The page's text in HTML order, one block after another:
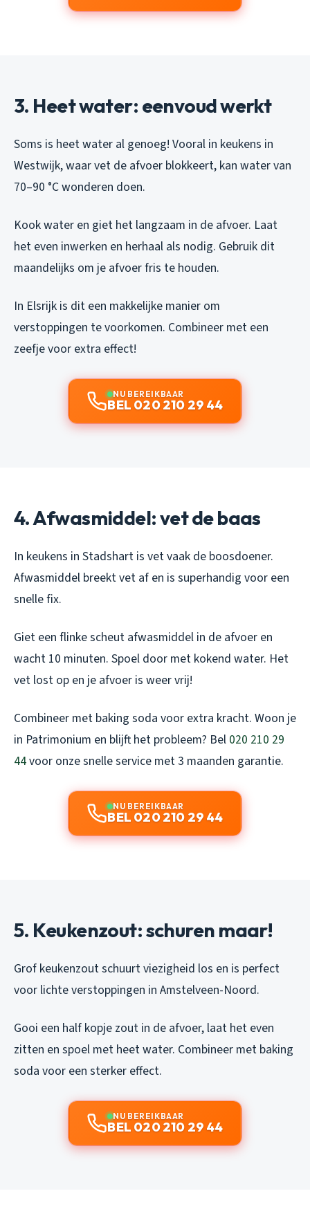
3. Heet water: eenvoud werkt
Soms is heet water al genoeg! Vooral in keukens in
Westwijk, waar vet de afvoer blokkeert, kan water van
70–90 °C wonderen doen.
Kook water en giet het langzaam in de afvoer. Laat
het even inwerken en herhaal als nodig. Gebruik dit
maandelijks om je afvoer fris te houden.
In Elsrijk is dit een makkelijke manier om
verstoppingen te voorkomen. Combineer met een
zeefje voor extra effect!
NU BEREIKBAAR
BEL 020 210 29 44
4. Afwasmiddel: vet de baas
In keukens in Stadshart is vet vaak de boosdoener.
Afwasmiddel breekt vet af en is superhandig voor een
snelle fix.
Giet een flinke scheut afwasmiddel in de afvoer en
wacht 10 minuten. Spoel door met kokend water. Het
vet lost op en je afvoer is weer vrij!
Combineer met baking soda voor extra kracht. Woon je
in Patrimonium en blijft het probleem? Bel 020 210 29
44voor onze snelle service met 3 maanden garantie.
NU BEREIKBAAR
BEL 020 210 29 44
5. Keukenzout: schuren maar!
Grof keukenzout schuurt viezigheid los en is perfect
voor lichte verstoppingen in Amstelveen-Noord.
Gooi een half kopje zout in de afvoer, laat het even
zitten en spoel met heet water. Combineer met baking
soda voor een sterker effect.
NU BEREIKBAAR
BEL 020 210 29 44